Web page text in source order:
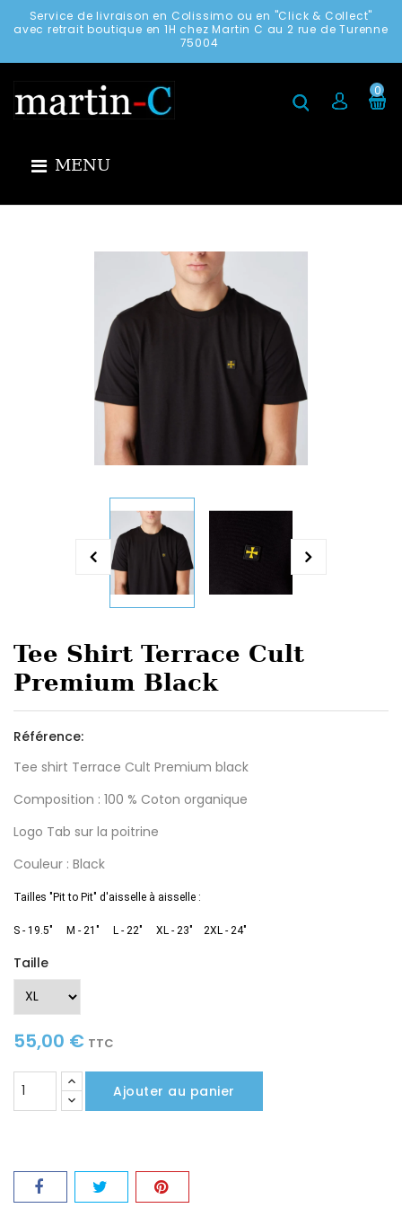
Service de livraison en Colissimo ou en "Click & Collect"
avec retrait boutique en 1H chez Martin C au 2 rue de Turenne
75004
0
MENU
Tee Shirt Terrace Cult
Premium Black
Référence:
Tee shirt Terrace Cult Premium black
Composition : 100 % Coton organique
Logo Tab sur la poitrine
Couleur : Black
Tailles "Pit to Pit" d'aisselle à aisselle :
S - 19.5" M - 21" L - 22" XL - 23" 2XL - 24"
Taille
55,00 € TTC
Ajouter au panier